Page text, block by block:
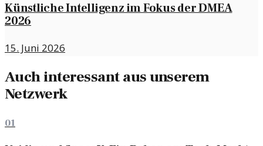
Künstliche Intelligenz im Fokus der DMEA
2026
15. Juni 2026
Auch interessant aus unserem
Netzwerk
01